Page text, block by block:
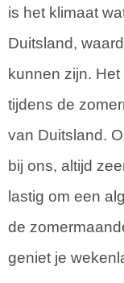
is het klimaat
Duitsland,
kunnen zijn.
tijdens de
van Duitsland.
bij ons, altijd
lastig om een
de
geniet je